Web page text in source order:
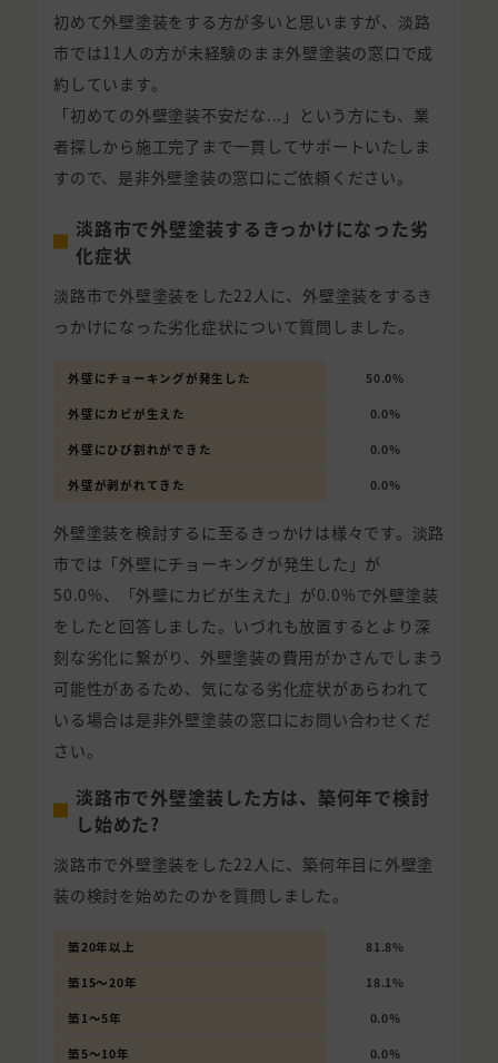
初めて外壁塗装をする方が多いと思いますが、淡路
市では11人の方が未経験のまま外壁塗装の窓口で成
約しています。
「初めての外壁塗装不安だな...」という方にも、業
者探しから施工完了まで一貫してサポートいたしま
すので、是非外壁塗装の窓口にご依頼ください。
淡路市で外壁塗装するきっかけになった劣
化症状
淡路市で外壁塗装をした22人に、外壁塗装をするき
っかけになった劣化症状について質問しました。
外壁にチョーキングが発生した 50.0%
外壁にカビが生えた 0.0%
外壁にひび割れができた 0.0%
外壁が剥がれてきた 0.0%
外壁塗装を検討するに至るきっかけは様々です。淡路
市では「外壁にチョーキングが発生した」が
50.0%、「外壁にカビが生えた」が0.0%で外壁塗装
をしたと回答しました。いづれも放置するとより深
刻な劣化に繋がり、外壁塗装の費用がかさんでしまう
可能性があるため、気になる劣化症状があらわれて
いる場合は是非外壁塗装の窓口にお問い合わせくだ
さい。
淡路市で外壁塗装した方は、築何年で検討
し始めた?
淡路市で外壁塗装をした22人に、築何年目に外壁塗
装の検討を始めたのかを質問しました。
築20年以上 81.8%
築15〜20年 18.1%
築1〜5年 0.0%
築5〜10年 0.0%